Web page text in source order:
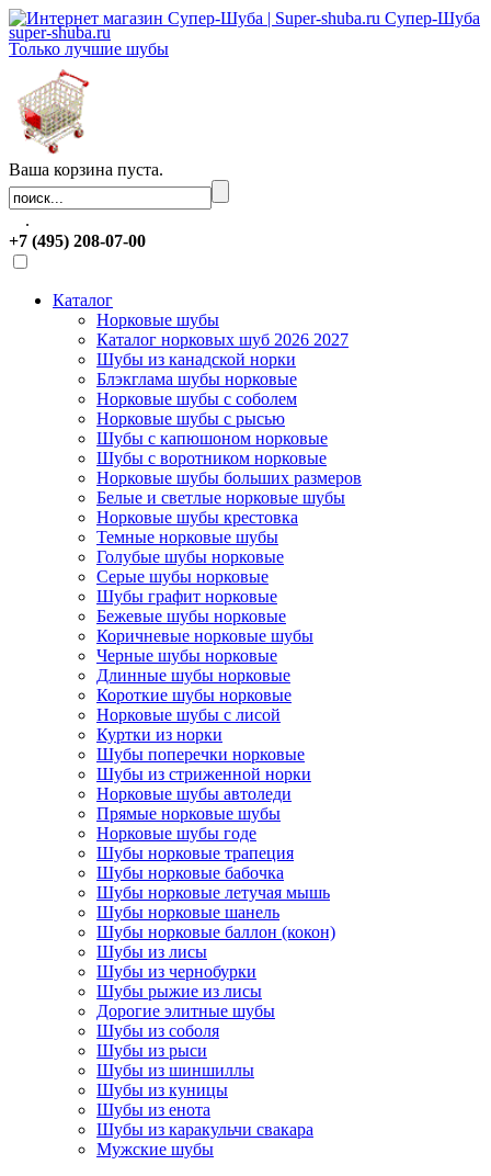
Супер-Шуба
super-shuba.ru
Только лучшие шубы
Ваша корзина пуста.
.
+7 (495) 208-07-00
Каталог
Норковые шубы
Каталог норковых шуб 2026 2027
Шубы из канадской норки
Блэкглама шубы норковые
Норковые шубы с соболем
Норковые шубы с рысью
Шубы с капюшоном норковые
Шубы с воротником норковые
Норковые шубы больших размеров
Белые и светлые норковые шубы
Норковые шубы крестовка
Темные норковые шубы
Голубые шубы норковые
Серые шубы норковые
Шубы графит норковые
Бежевые шубы норковые
Коричневые норковые шубы
Черные шубы норковые
Длинные шубы норковые
Короткие шубы норковые
Норковые шубы с лисой
Куртки из норки
Шубы поперечки норковые
Шубы из стриженной норки
Норковые шубы автоледи
Прямые норковые шубы
Норковые шубы годе
Шубы норковые трапеция
Шубы норковые бабочка
Шубы норковые летучая мышь
Шубы норковые шанель
Шубы норковые баллон (кокон)
Шубы из лисы
Шубы из чернобурки
Шубы рыжие из лисы
Дорогие элитные шубы
Шубы из соболя
Шубы из рыси
Шубы из шиншиллы
Шубы из куницы
Шубы из енота
Шубы из каракульчи свакара
Мужские шубы